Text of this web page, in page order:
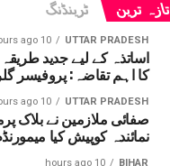
تازہ ترین ٹرینڈنگ
UTTAR PRADESH
10 hours ago
اساتذہ کے لیے جدید
کا اہم تقاضہ: پروفیسر
UTTAR PRADESH
10 hours ago
صفائی ملازمین نے بلاک
نمائندہ کوپیش کیا
BIHAR
10 hours ago